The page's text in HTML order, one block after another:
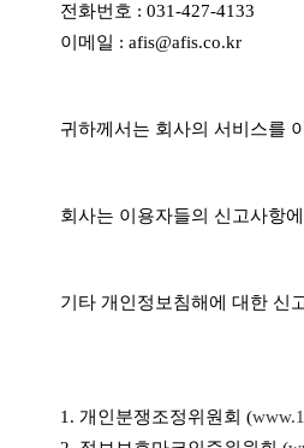
전화번호 : 031-427-4133
이메일 : afis@afis.co.kr
귀하께서는 회사의 서비스를
회사는 이용자들의 신고사항
기타 개인정보침해에 대한 신
1. 개인분쟁조정위원회 (